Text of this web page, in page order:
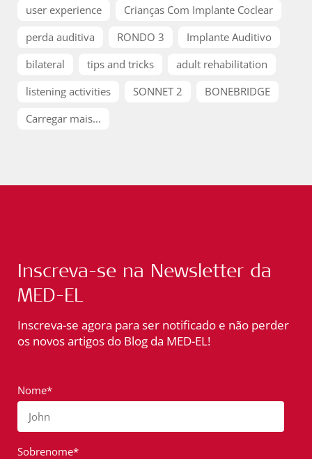
user experience
Crianças Com Implante Coclear
perda auditiva
RONDO 3
Implante Auditivo
bilateral
tips and tricks
adult rehabilitation
listening activities
SONNET 2
BONEBRIDGE
Carregar mais...
Inscreva-se na Newsletter da
MED-EL
Inscreva-se agora para ser notificado e não perder
os novos artigos do Blog da MED-EL!
Nome*
John
Sobrenome*